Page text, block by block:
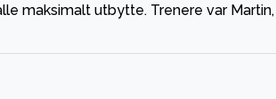
maksimalt utbytte. Trenere var Martin,